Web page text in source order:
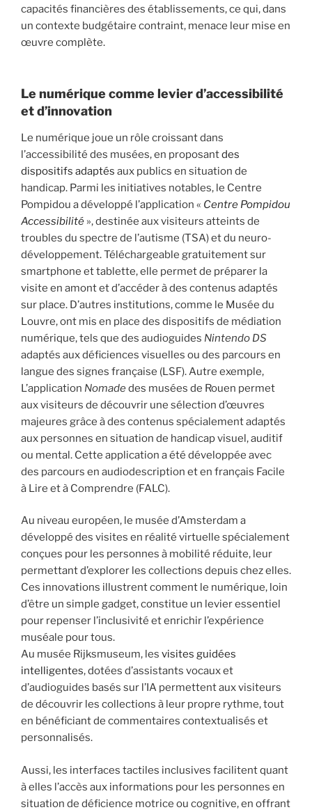
capacités financières des établissements, ce qui, dans
un contexte budgétaire contraint, menace leur mise en
œuvre complète.
Le numérique comme levier d’accessibilité
et d’innovation
Le numérique joue un rôle croissant dans
l’accessibilité des musées, en proposantdes
dispositifs adaptés aux publics en situation de
handicap. Parmi les initiatives notables, le Centre
Pompidou a développé l’application « Centre Pompidou
Accessibilité », destinée aux visiteurs atteints de
troubles du spectre de l’autisme (TSA) et du neuro-
développement. Téléchargeable gratuitement sur
smartphone et tablette, elle permet de préparer la
visite en amont et d’accéder à des contenus adaptés
sur place. D’autres institutions, comme le Musée du
Louvre, ont mis en place des dispositifs de médiation
numérique, tels que des audioguides Nintendo DS
adaptés aux déficiences visuelles ou des parcours en
langue des signes française (LSF). Autre exemple,
L’application Nomadedes musées de Rouen permet
aux visiteurs de découvrir une sélection d’œuvres
majeures grâce à des contenus spécialement adaptés
aux personnes en situation de handicap visuel, auditif
ou mental. Cette application a été développée avec
des parcours en audiodescription et en français Facile
à Lire et à Comprendre (FALC).
Au niveau européen, le musée d’Amsterdam a
développé des visites en réalité virtuelle spécialement
conçues pour les personnes à mobilité réduite, leur
permettant d’explorer les collections depuis chez elles.
Ces innovations illustrent comment le numérique, loin
d’être un simple gadget, constitue un levier essentiel
pour repenser l’inclusivité et enrichir l’expérience
muséale pour tous.
Au musée Rijksmuseum, les visites guidées
intelligentes, dotées d’assistants vocaux et
d’audioguides basés sur l’IA permettent aux visiteurs
de découvrir les collections à leur propre rythme, tout
en bénéficiant de commentaires contextualisés et
personnalisés.
Aussi, les interfaces tactiles inclusives facilitent quant
à elles l’accès aux informations pour les personnes en
situation de déficience motrice ou cognitive, en offrant